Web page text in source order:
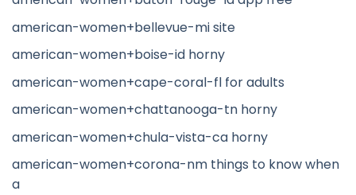
american-women+bellevue-mi site
american-women+boise-id horny
american-women+cape-coral-fl for adults
american-women+chattanooga-tn horny
american-women+chula-vista-ca horny
american-women+corona-nm things to know when
a